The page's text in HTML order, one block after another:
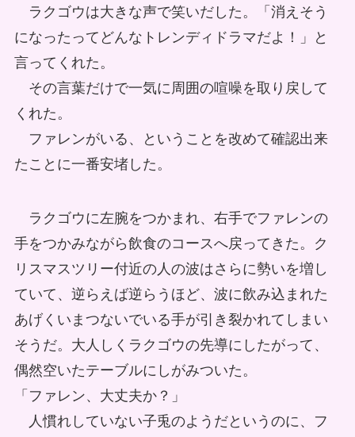
ラクゴウは大きな声で笑いだした。「消えそう
になったってどんなトレンディドラマだよ！」と
言ってくれた。
その言葉だけで一気に周囲の喧噪を取り戻して
くれた。
ファレンがいる、ということを改めて確認出来
たことに一番安堵した。
ラクゴウに左腕をつかまれ、右手でファレンの
手をつかみながら飲食のコースへ戻ってきた。ク
リスマスツリー付近の人の波はさらに勢いを増し
ていて、逆らえば逆らうほど、波に飲み込まれた
あげくいまつないでいる手が引き裂かれてしまい
そうだ。大人しくラクゴウの先導にしたがって、
偶然空いたテーブルにしがみついた。
「ファレン、大丈夫か？」
人慣れしていない子兎のようだというのに、フ